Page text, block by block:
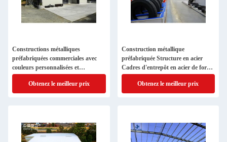
Constructions métalliques
préfabriquées commerciales avec
couleurs personnalisées et
conception d'espaces de soudage
Obtenez le meilleur prix
Construction métallique
préfabriquée Structure en acier
Cadres d'entrepôt en acier de forme
C.Z.
Obtenez le meilleur prix